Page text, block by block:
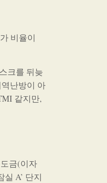
비율이
크를 뒤늦
난방이 아
같지만,
금(이자
실 A’ 단지